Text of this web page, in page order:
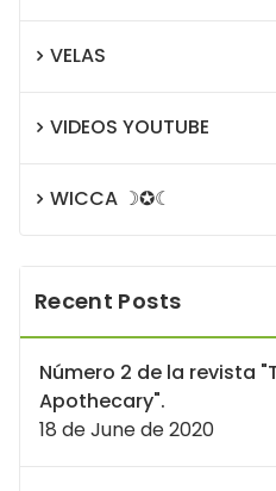
VELAS
VIDEOS YOUTUBE
WICCA ☽✪☾
Recent Posts
Número 2 de la revista
Apothecary".
18 de June de 2020